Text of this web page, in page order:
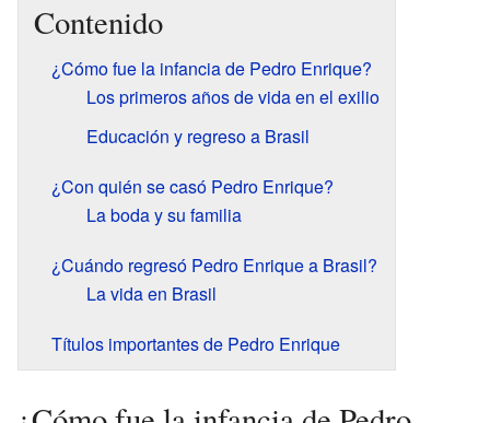
Contenido
¿Cómo fue la infancia de Pedro Enrique?
Los primeros años de vida en el exilio
Educación y regreso a Brasil
¿Con quién se casó Pedro Enrique?
La boda y su familia
¿Cuándo regresó Pedro Enrique a Brasil?
La vida en Brasil
Títulos importantes de Pedro Enrique